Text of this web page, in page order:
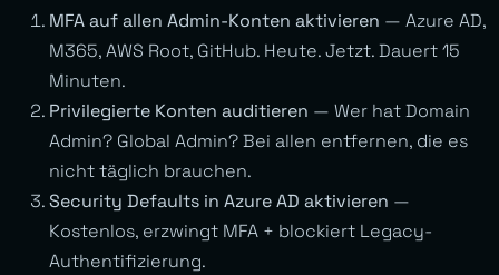
MFA auf allen Admin-Konten aktivieren — Azure AD,
M365, AWS Root, GitHub. Heute. Jetzt. Dauert 15
Minuten.
Privilegierte Konten auditieren — Wer hat Domain
Admin? Global Admin? Bei allen entfernen, die es
nicht täglich brauchen.
Security Defaults in Azure AD aktivieren —
Kostenlos, erzwingt MFA + blockiert Legacy-
Authentifizierung.